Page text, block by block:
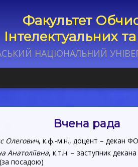
Факультет
Інтелектуальних
НАЦІОНАЛЬНИЙ
Вчена рада
Олегович, к.ф.-м.н., доцент – декан
Анатоліївна, к.т.н. – заступник
посадою)